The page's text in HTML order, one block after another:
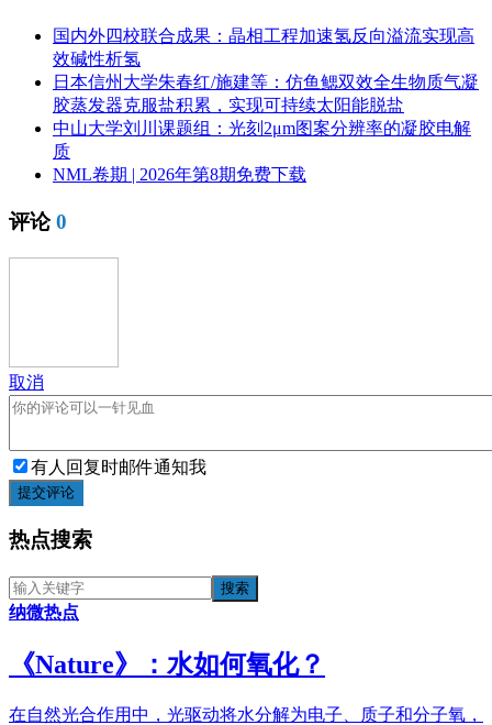
国内外四校联合成果：晶相工程加速氢反向溢流实现高
效碱性析氢
日本信州大学朱春红/施建等：仿鱼鳃双效全生物质气凝
胶蒸发器克服盐积累，实现可持续太阳能脱盐
中山大学刘川课题组：光刻2μm图案分辨率的凝胶电解
质
NML卷期 | 2026年第8期免费下载
评论0
取消
有人回复时邮件通知我
提交评论
热点搜索
纳微热点
《​Nature》：水如何氧化？
在自然光合作用中，光驱动将水分解为电子、质子和分子氧，